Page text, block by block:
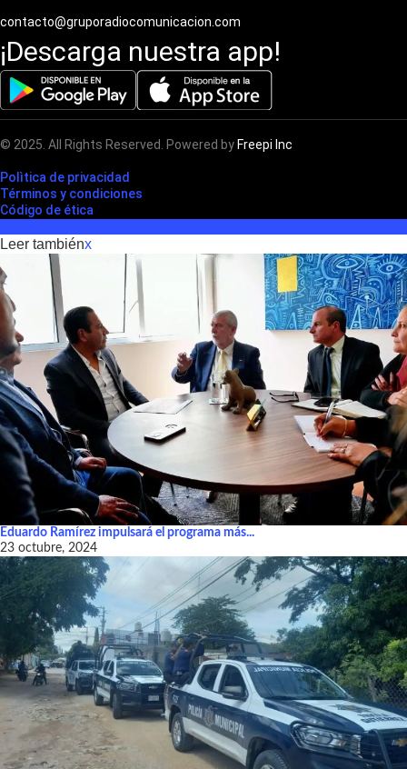
contacto@gruporadiocomunicacion.com
¡Descarga nuestra app!
© 2025. All Rights Reserved. Powered by Freepi Inc
Polìtica de privacidad
Términos y condiciones
Código de ética
Leer tambiénx
Eduardo Ramírez impulsará el programa más...
23 octubre, 2024